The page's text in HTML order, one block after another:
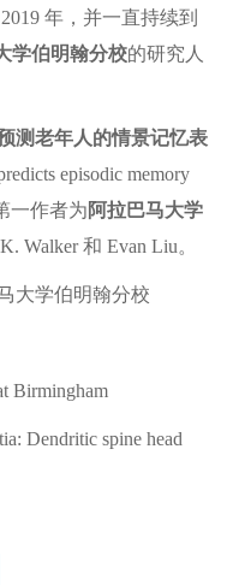
年，并一直持续到
学伯明翰分校的研究人
测老年人的情景记忆表
episodic memory
一作者为阿拉巴马大学
Walker 和 Evan Liu。
大学伯明翰分校
Birmingham
Dendritic spine head